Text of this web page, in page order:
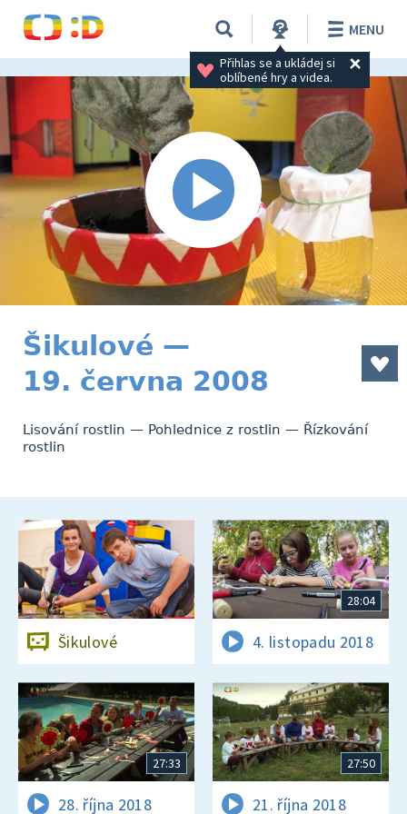
Přihlas se a ukládej si
oblíbené hry a videa.
MENU
Šikulové —
19. června 2008
Lisování rostlin — Pohlednice z rostlin — Řízkování
rostlin
Šikulové
28:04
4. listopadu 2018
27:33
28. října 2018
27:50
21. října 2018